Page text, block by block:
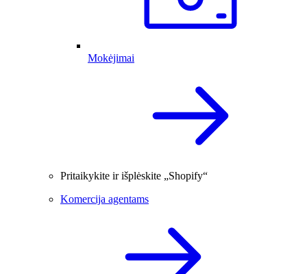
Mokėjimai
Pritaikykite ir išplėskite „Shopify“
Komercija agentams